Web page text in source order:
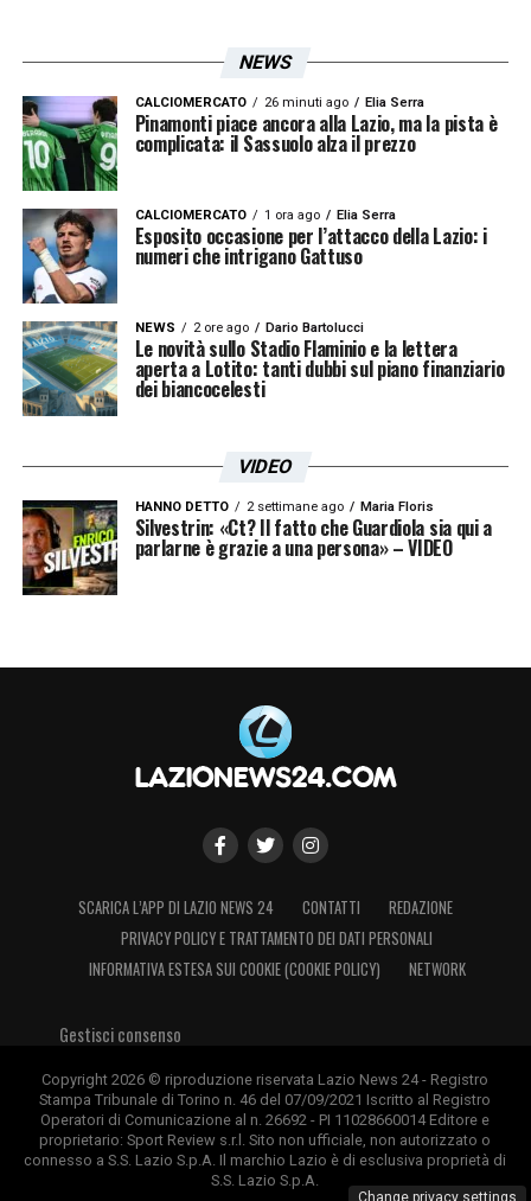
NEWS
CALCIOMERCATO 26 minuti ago Elia Serra
Pinamonti piace ancora alla Lazio, ma la pista è
complicata: il Sassuolo alza il prezzo
CALCIOMERCATO 1 ora ago Elia Serra
Esposito occasione per l’attacco della Lazio: i
numeri che intrigano Gattuso
NEWS 2 ore ago Dario Bartolucci
Le novità sullo Stadio Flaminio e la lettera
aperta a Lotito: tanti dubbi sul piano finanziario
dei biancocelesti
VIDEO
HANNO DETTO 2 settimane ago Maria Floris
Silvestrin: «Ct? Il fatto che Guardiola sia qui a
parlarne è grazie a una persona» – VIDEO
SCARICA L’APP DI LAZIO NEWS 24 CONTATTI
REDAZIONE
PRIVACY POLICY E TRATTAMENTO DEI DATI PERSONALI
INFORMATIVA ESTESA SUI COOKIE (COOKIE POLICY)
NETWORK
Gestisci consenso
Copyright 2026 © riproduzione riservata Lazio News 24 - Registro
Stampa Tribunale di Torino n. 46 del 07/09/2021 Iscritto al Registro
Operatori di Comunicazione al n. 26692 - PI 11028660014 Editore e
proprietario: Sport Review s.r.l. Sito non ufficiale, non autorizzato o
connesso a S.S. Lazio S.p.A. Il marchio Lazio è di esclusiva proprietà di
S.S. Lazio S.p.A.
Change privacy settings